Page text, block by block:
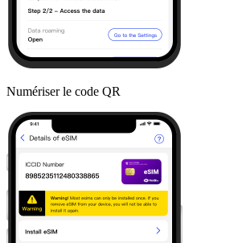
Numériser le code QR